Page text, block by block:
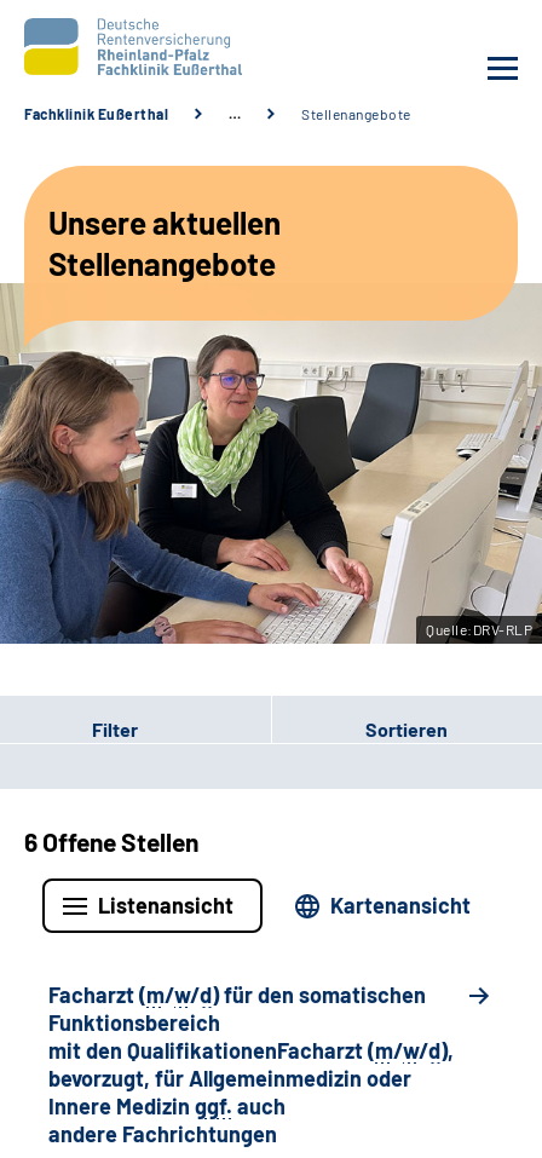
Unsere Angebote
Karriere
Beratungsstellen &
Zuweisende
Suche
Leichte Sprache
Gebärdensprache
Fachklinik Eußerthal … Stellenangebote
Unsere aktuellen
Stellenangebote
Quelle:DRV-RLP
Filter Sortieren
6 Offene Stellen
Listenansicht Kartenansicht
Facharzt (m/w/d) für den somatischen
Funktionsbereich
mit den QualifikationenFacharzt (m/w/d),
bevorzugt, für Allgemeinmedizin oder
Innere Medizin ggf. auch
andere Fachrichtungen